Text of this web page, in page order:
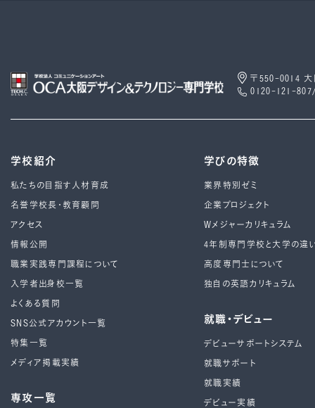
〒550-0014 大
0120-121-
学校紹介
私たちの目指す人材育成
名誉学校長・教育顧問
アクセス
情報公開
職業実践専門課程について
入学者出身校一覧
よくある質問
SNS公式アカウント一覧
特集一覧
メディア掲載実績
専攻一覧
学びの特徴
業界特別ゼミ
企業プロジェクト
Wメジャーカリキュラム
4年制専⾨学校と⼤学の違
高度専門士について
独自の英語カリキュラム
就職・デビュー
デビューサポートシステム
就職サポート
就職実績
デビュー実績